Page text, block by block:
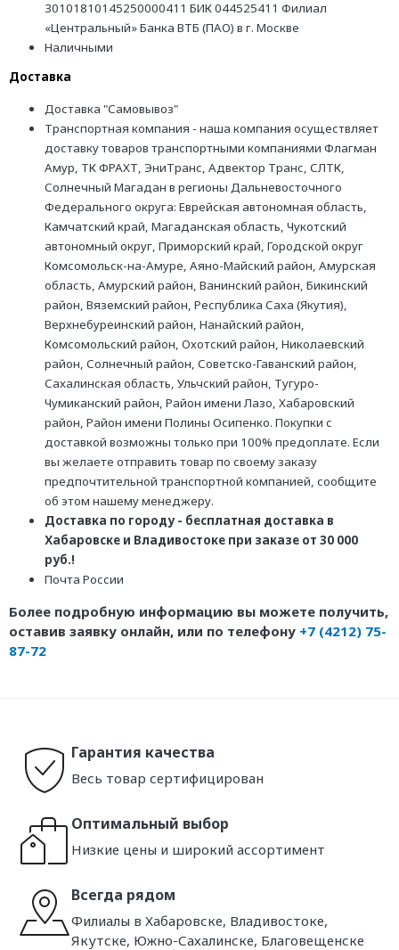
30101810145250000411 БИК 044525411 Филиал
«Центральный» Банка ВТБ (ПАО) в г. Москве
Наличными
Доставка
Доставка "Самовывоз"
Транспортная компания - наша компания осуществляет
доставку товаров транспортными компаниями Флагман
Амур, ТК ФРАХТ, ЭниТранс, Адвектор Транс, СЛТК,
Солнечный Магадан в регионы Дальневосточного
Федерального округа: Еврейская автономная область,
Камчатский край, Магаданская область, Чукотский
автономный округ, Приморский край, Городской округ
Комсомольск-на-Амуре, Аяно-Майский район, Амурская
область, Амурский район, Ванинский район, Бикинский
район, Вяземский район, Республика Саха (Якутия),
Верхнебуреинский район, Нанайский район,
Комсомольский район, Охотский район, Николаевский
район, Солнечный район, Советско-Гаванский район,
Сахалинская область, Ульчский район, Тугуро-
Чумиканский район, Район имени Лазо, Хабаровский
район, Район имени Полины Осипенко. Покупки с
доставкой возможны только при 100% предоплате. Если
вы желаете отправить товар по своему заказу
предпочтительной транспортной компанией, сообщите
об этом нашему менеджеру.
Доставка по городу - бесплатная доставка в
Хабаровске и Владивостоке при заказе от 30 000
руб.!
Почта России
Более подробную информацию вы можете получить,
оставив заявку онлайн, или по телефону +7 (4212) 75-
87-72
Гарантия качества
Весь товар сертифицирован
Оптимальный выбор
Низкие цены и широкий ассортимент
Всегда рядом
Филиалы в Хабаровске, Владивостоке,
Якутске, Южно-Сахалинске, Благовещенске